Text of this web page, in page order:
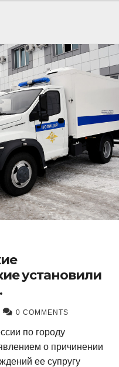
установили
телесные
местному
0 COMMENTS
по городу
о причинении
ее супругу